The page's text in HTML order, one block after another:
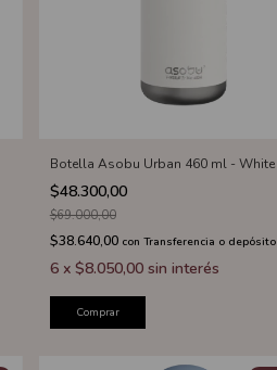
Botella Asobu Urban 460 ml - White
$48.300,00
$69.000,00
$38.640,00 con Transferencia o depósito
6 x $8.050,00 sin interés
Comprar